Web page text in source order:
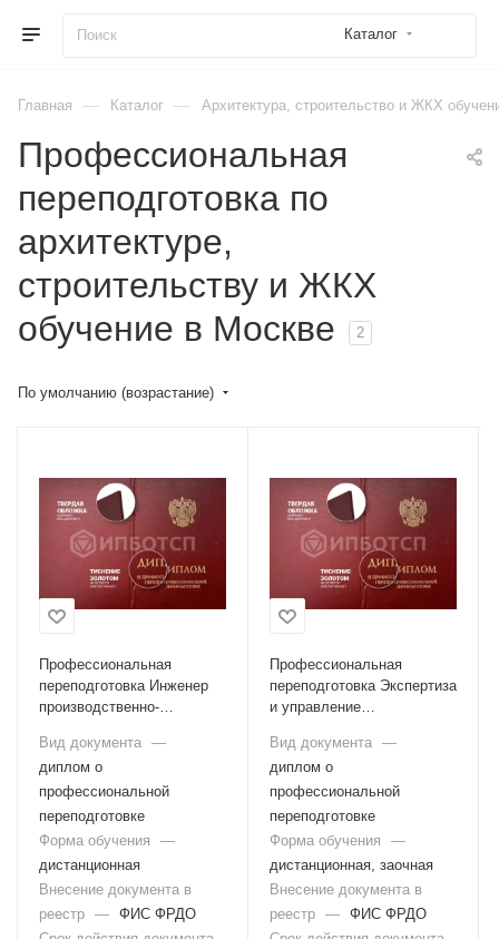
Каталог
Главная — Каталог — Архитектура, строительство и ЖКХ
Профессиональная
переподготовка по
архитектуре,
строительству и ЖКХ
обучение в Москве
2
По умолчанию (возрастание)
Профессиональная
переподготовка Инженер
производственно-
Вид документа —
диплом о
профессиональной
переподготовке
Форма обучения
—
дистанционная
Внесение документа в
реестр — ФИС ФРДО
Профессиональная
переподготовка Экспертиза
и управление
Вид документа —
диплом о
профессиональной
переподготовке
Форма обучения
—
дистанционная, заочная
Внесение документа в
реестр — ФИС ФРДО